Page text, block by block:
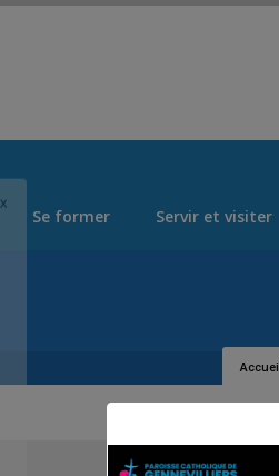
Se former Servir et visiter